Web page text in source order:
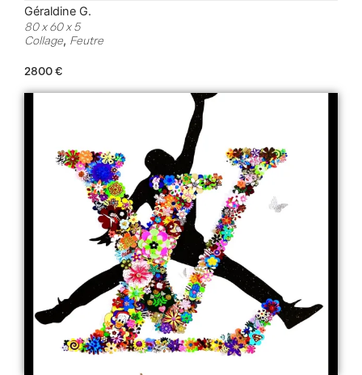
Géraldine G.
80 x 60 x 5
Collage, Feutre
2800€